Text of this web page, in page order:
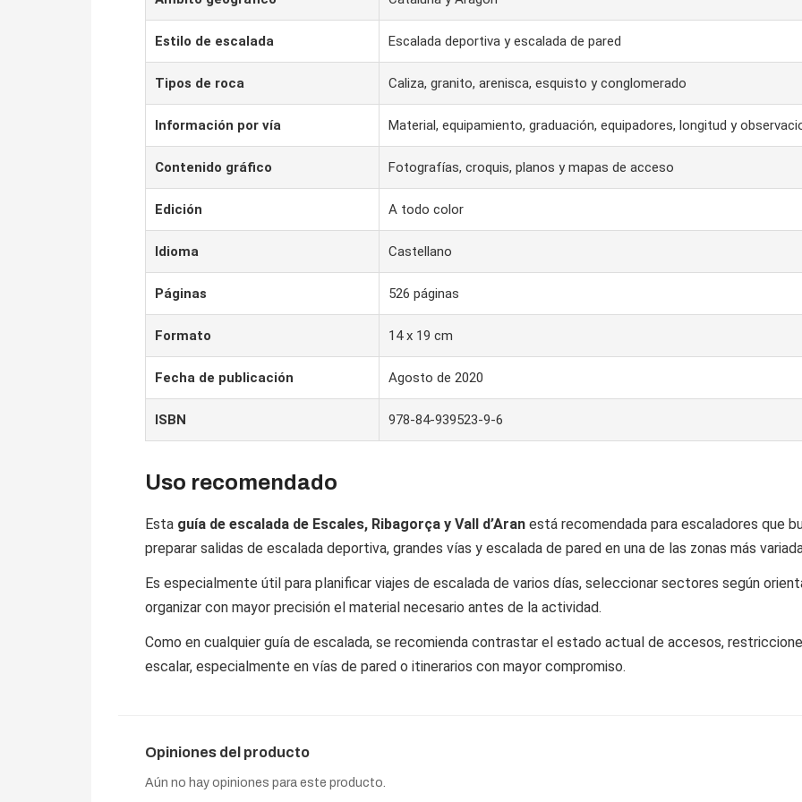
Estilo de escalada Escalada deportiva y escalada de pared
Tipos de roca Caliza, granito, arenisca, esquisto y conglomerado
Información por vía Material, equipamiento, graduación, equipadores, longitud y
Contenido gráfico Fotografías, croquis, planos y mapas de acceso
Edición A todo color
Idioma Castellano
Páginas 526 páginas
Formato 14 x 19 cm
Fecha de publicación Agosto de 2020
ISBN 978-84-939523-9-6
Uso recomendado
Esta guía de escalada de Escales, Ribagorça y Vall d’Aran está recomendada para escaladores que
preparar salidas de escalada deportiva, grandes vías y escalada de pared en una de las zonas más
Es especialmente útil para planificar viajes de escalada de varios días, seleccionar sectores según
organizar con mayor precisión el material necesario antes de la actividad.
Como en cualquier guía de escalada, se recomienda contrastar el estado actual de accesos,
escalar, especialmente en vías de pared o itinerarios con mayor compromiso.
Opiniones del producto
Aún no hay opiniones para este producto.